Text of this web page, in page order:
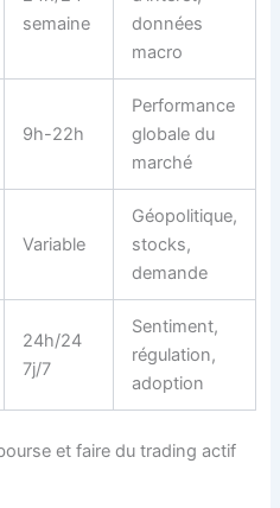
semaine
données
macro
9h-22h
Performance
globale du
marché
Variable
Géopolitique,
stocks,
demande
24h/24
7j/7
Sentiment,
régulation,
adoption
et faire du trading actif